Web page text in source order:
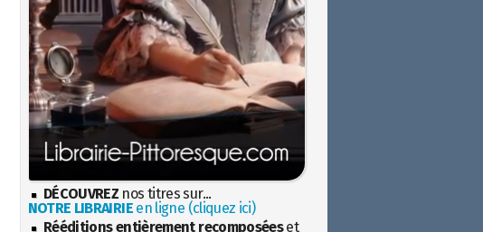
DÉCOUVREZ nos titres sur...
NOTRE LIBRAIRIEen ligne (cliquez ici)
Rééditions entièrement recomposéeset